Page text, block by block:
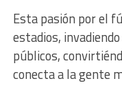
Esta pasión por el
estadios,
públicos,
conecta a la gente